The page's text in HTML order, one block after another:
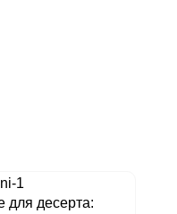
для десерта: